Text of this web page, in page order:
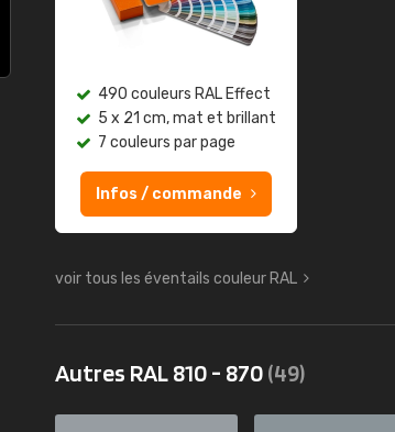
490 couleurs RAL Effect
5 x 21 cm, mat et brillant
7 couleurs par page
Infos / commande
voir tous les éventails couleur RAL
Autres RAL 810 - 870(49)